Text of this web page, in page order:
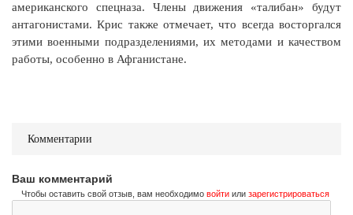
американского спецназа. Члены движения «талибан» будут
антагонистами. Крис также отмечает, что всегда восторгался
этими военными подразделениями, их методами и качеством
работы, особенно в Афганистане.
Комментарии
Ваш комментарий
Чтобы оставить свой отзыв, вам необходимо войти или зарегистрироваться